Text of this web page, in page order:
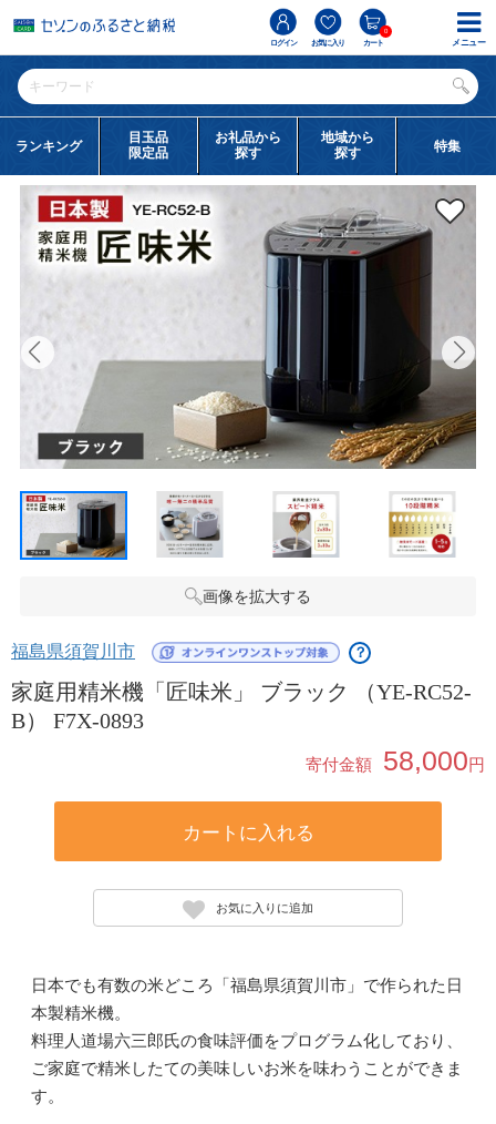
ログイン お気に入り カート
0
ランキング
目玉品
限定品
お礼品から
探す
地域から
探す
特集
画像を拡大する
福島県須賀川市 ？
家庭用精米機「匠味米」 ブラック （YE-RC52-
B） F7X-0893
寄付金額 58,000円
カートに入れる
お気に入りに追加
日本でも有数の米どころ「福島県須賀川市」で作られた日
本製精米機。
料理人道場六三郎氏の食味評価をプログラム化しており、
ご家庭で精米したての美味しいお米を味わうことができま
す。
メニュー